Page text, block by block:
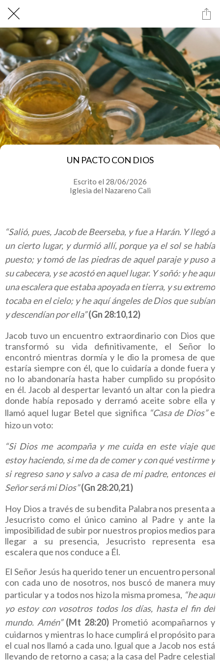
UN PACTO CON DIOS
Escrito el 28/06/2026
Iglesia del Nazareno Cali
“Salió, pues, Jacob de Beerseba, y fue a Harán. Y llegó a
un cierto lugar, y durmió allí, porque ya el sol se había
puesto; y tomó de las piedras de aquel paraje y puso a
su cabecera, y se acostó en aquel lugar. Y soñó: y he aquí
una escalera que estaba apoyada en tierra, y su extremo
tocaba en el cielo; y he aquí ángeles de Dios que subían
y descendían por ella”(Gn 28:10,12)
Jacob tuvo un encuentro extraordinario con Dios que
transformó su vida definitivamente, el Señor lo
encontró mientras dormía y le dio la promesa de que
estaría siempre con él, que lo cuidaría a donde fuera y
no lo abandonaría hasta haber cumplido su propósito
en él. Jacob al despertar levantó un altar con la piedra
donde había reposado y derramó aceite sobre ella y
llamó aquel lugar Betel que significa “Casa de Dios”e
hizo un voto:
“Si Dios me acompaña y me cuida en este viaje que
estoy haciendo, si me da de comer y con qué vestirme y
si regreso sano y salvo a casa de mi padre, entonces el
Señor será mi Dios”(Gn 28:20,21)
Hoy Dios a través de su bendita Palabra nos presenta a
Jesucristo como el único camino al Padre y ante la
imposibilidad de subir por nuestros propios medios para
llegar a su presencia, Jesucristo representa esa
escalera que nos conduce a Él.
El Señor Jesús ha querido tener un encuentro personal
con cada uno de nosotros, nos buscó de manera muy
particular y a todos nos hizo la misma promesa, “he aquí
yo estoy con vosotros todos los días, hasta el fin del
mundo. Amén” (Mt 28:20)Prometió acompañarnos y
cuidarnos y mientras lo hace cumplirá el propósito para
el cual nos llamó a cada uno. Igual que a Jacob nos está
llevando de retorno a casa; a la casa del Padre celestial